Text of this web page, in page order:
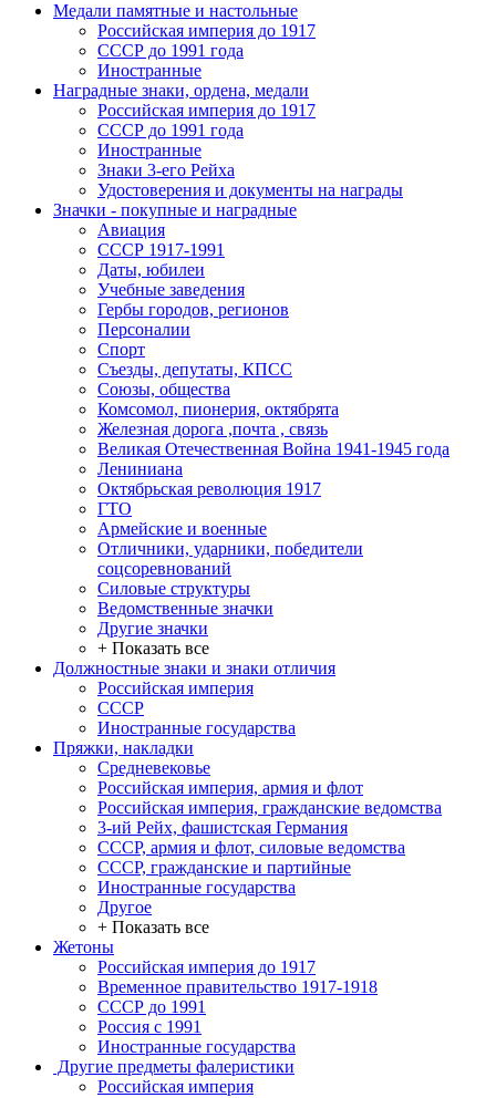
Медали памятные и настольные
Российская империя до 1917
СССР до 1991 года
Иностранные
Наградные знаки, ордена, медали
Российская империя до 1917
СССР до 1991 года
Иностранные
Знаки 3-его Рейха
Удостоверения и документы на награды
Значки - покупные и наградные
Авиация
СССР 1917-1991
Даты, юбилеи
Учебные заведения
Гербы городов, регионов
Персоналии
Спорт
Съезды, депутаты, КПСС
Союзы, общества
Комсомол, пионерия, октябрята
Железная дорога ,почта , связь
Великая Отечественная Война 1941-1945 года
Лениниана
Октябрьская революция 1917
ГТО
Армейские и военные
Отличники, ударники, победители
соцсоревнований
Силовые структуры
Ведомственные значки
Другие значки
+ Показать все
Должностные знаки и знаки отличия
Российская империя
СССР
Иностранные государства
Пряжки, накладки
Средневековье
Российская империя, армия и флот
Российская империя, гражданские ведомства
3-ий Рейх, фашистская Германия
СССР, армия и флот, силовые ведомства
СССР, гражданские и партийные
Иностранные государства
Другое
+ Показать все
Жетоны
Российская империя до 1917
Временное правительство 1917-1918
СССР до 1991
Россия с 1991
Иностранные государства
Другие предметы фалеристики
Российская империя